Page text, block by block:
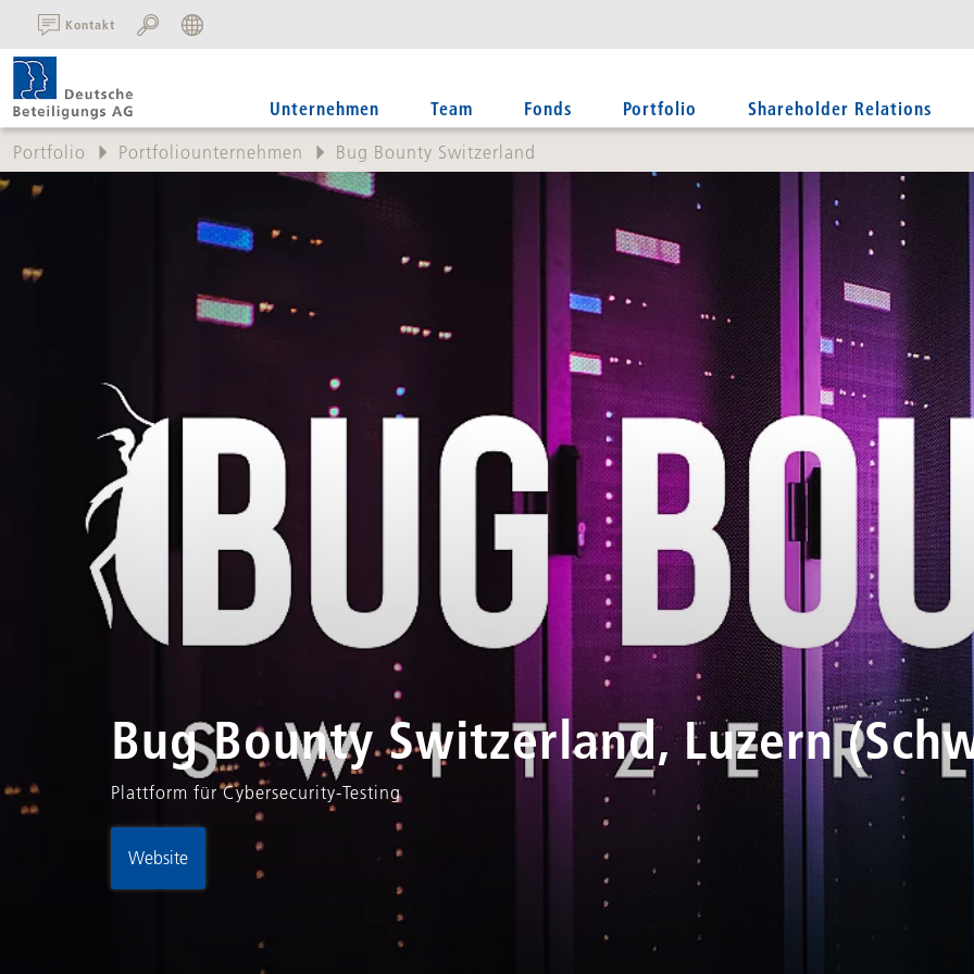
SUCHE:
Kontakt
Unternehmen Team Fonds Portfolio Shareholder Relations
Portfolio Portfoliounternehmen Bug Bounty Switzerland
Bug Bounty Switzerland, Luzern
Plattform für Cybersecurity-Testing
Website